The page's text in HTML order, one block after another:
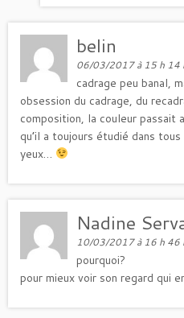
belin
06/03/2017 à 15 h 14
cadrage peu banal,
obsession du cadrage, du
composition, la couleur passait
qu’il a toujours étudié dans
yeux…
Nadine
10/03/2017 à 16 h 46
pourquoi?
pour mieux voir son regard qui